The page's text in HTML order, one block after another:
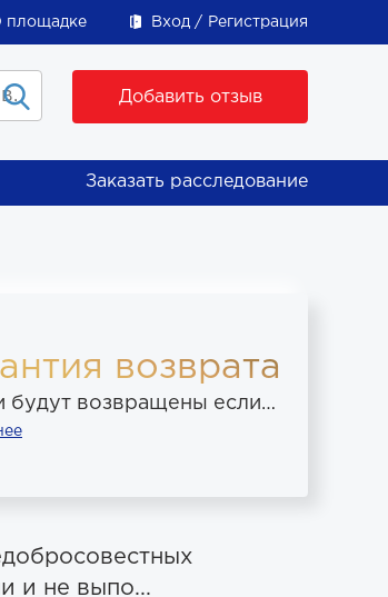
площадке Вход Регистрация
Добавить отзыв
Заказать расследование
возврата
будут возвращены если…
и не выпо...